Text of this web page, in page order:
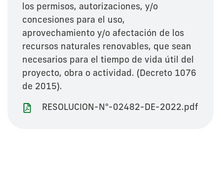
los permisos, autorizaciones, y/o
concesiones para el uso,
aprovechamiento y/o afectación de los
recursos naturales renovables, que sean
necesarios para el tiempo de vida útil del
proyecto, obra o actividad. (Decreto 1076
de 2015).
RESOLUCION-N°-02482-DE-2022.pdf